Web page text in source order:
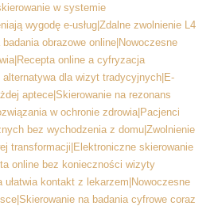
w systemie
wygodę e-usług|Zdalne zwolnienie L4
obrazowe online|Nowoczesne
online a cyfryzacja
dla wizyt tradycyjnych|E-
aptece|Skierowanie na rezonans
w ochronie zdrowia|Pacjenci
bez wychodzenia z domu|Zwolnienie
transformacji|Elektroniczne skierowanie
online bez konieczności wizyty
ułatwia kontakt z lekarzem|Nowoczesne
na badania cyfrowe coraz